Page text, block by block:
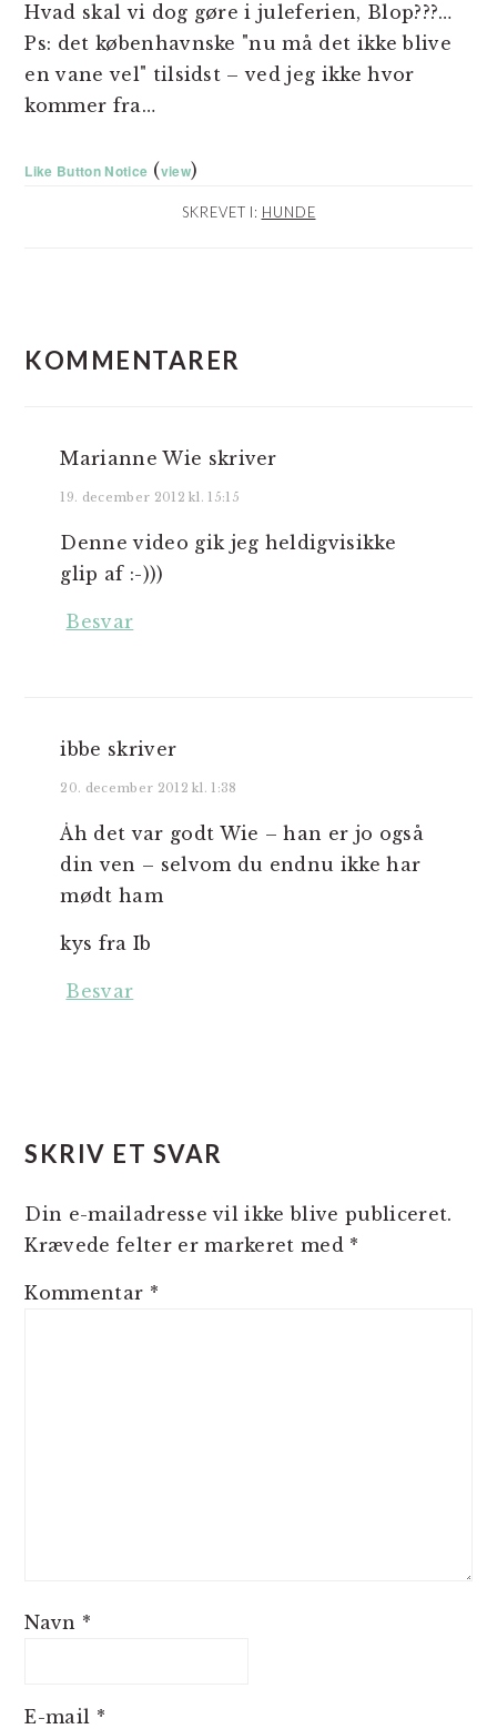
Hvad skal vi dog gøre i juleferien, Blop???…
Ps: det københavnske "nu må det ikke blive
en vane vel" tilsidst – ved jeg ikke hvor
kommer fra…
Like Button Notice (view)
SKREVET I: HUNDE
KOMMENTARER
Marianne Wie skriver
19. december 2012 kl. 15:15
Denne video gik jeg heldigvisikke
glip af :-)))
Besvar
ibbe skriver
20. december 2012 kl. 1:38
Åh det var godt Wie – han er jo også
din ven – selvom du endnu ikke har
mødt ham
kys fra Ib
Besvar
SKRIV ET SVAR
Din e-mailadresse vil ikke blive publiceret.
Krævede felter er markeret med *
Kommentar *
Navn *
E-mail *